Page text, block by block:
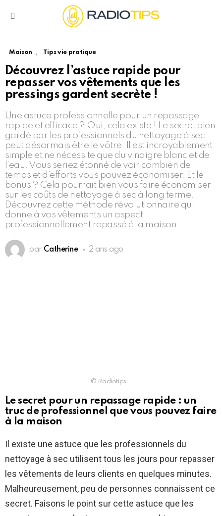
Maison , Tips vie pratique
Découvrez l’astuce rapide pour
repasser vos vêtements que les
pressings gardent secrète !
Une astuce professionnelle pour un repassage
rapide et efficace ? Oui, cela existe ! Le secret bien
gardé par les professionnels du nettoyage à sec
peut désormais être le vôtre. Il est incroyablement
simple et ne nécessite que du vinaigre blanc et de
l’eau. Vous seriez étonné de voir combien de
temps et d’efforts vous pouvez économiser. Et le
bonus ? Cela pourrait bien vous faire économiser
sur les coûts de nettoyage à sec à long terme.
Découvrez cette méthode révolutionnaire qui
donne à vos vêtements un aspect
professionnellement repassé à la maison.
par Catherine 2 ans ago
© Radiotips
Le secret pour un repassage rapide : un
truc de professionnel que vous pouvez faire
à la maison
Il existe une astuce que les professionnels du
nettoyage à sec utilisent tous les jours pour repasser
les vêtements de leurs clients en quelques minutes.
Malheureusement, peu de personnes connaissent ce
secret. Faisons le point sur cette astuce que les